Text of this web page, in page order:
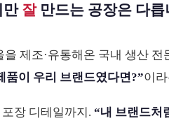
만 잘만드는 공장은 다릅
제조·유통해온 국내 생산 전
품이 우리 브랜드였다면?”이
장 디테일까지. “내 브랜드처